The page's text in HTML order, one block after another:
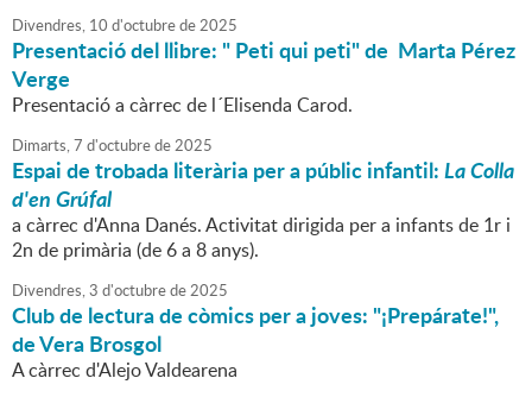
Divendres, 10 d'octubrede2025
Presentació del llibre: " Peti qui peti" de Marta Pérez
Verge
Presentació a càrrec de l´Elisenda Carod.
Dimarts,7 d'octubrede2025
Espai de trobada literària per a públic infantil:La Colla
d'en Grúfal
a càrrec d'Anna Danés. Activitat dirigida per a infants de 1r i
2n de primària (de 6 a 8 anys).
Divendres,3 d'octubrede2025
Club de lectura de còmics per a joves: "¡Prepárate!",
de Vera Brosgol
A càrrec d'Alejo Valdearena